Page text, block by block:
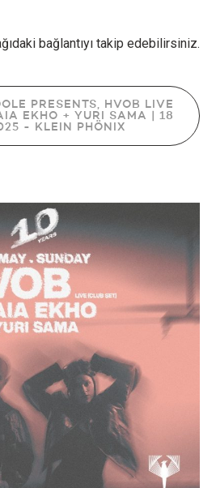
bağlantıyı takip edebilirsiniz.
PRESENTS, HVOB LIVE
EKHO + YURI SAMA | 18
- KLEIN PHÖNIX